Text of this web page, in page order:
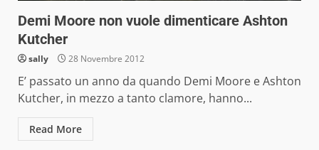
Demi Moore non vuole dimenticare Ashton
Kutcher
sally 28 Novembre 2012
E’ passato un anno da quando Demi Moore e Ashton
Kutcher, in mezzo a tanto clamore, hanno...
Read More